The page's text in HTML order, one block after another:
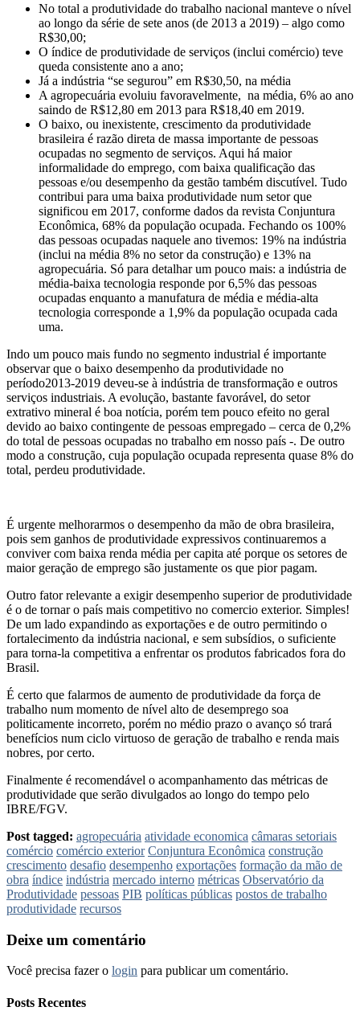
No total a produtividade do trabalho nacional manteve o nível
ao longo da série de sete anos (de 2013 a 2019) – algo como
R$30,00;
O índice de produtividade de serviços (inclui comércio) teve
queda consistente ano a ano;
Já a indústria “se segurou” em R$30,50, na média
A agropecuária evoluiu favoravelmente, na média, 6% ao ano
saindo de R$12,80 em 2013 para R$18,40 em 2019.
O baixo, ou inexistente, crescimento da produtividade
brasileira é razão direta de massa importante de pessoas
ocupadas no segmento de serviços. Aqui há maior
informalidade do emprego, com baixa qualificação das
pessoas e/ou desempenho da gestão também discutível. Tudo
contribui para uma baixa produtividade num setor que
significou em 2017, conforme dados da revista Conjuntura
Econômica, 68% da população ocupada. Fechando os 100%
das pessoas ocupadas naquele ano tivemos: 19% na indústria
(inclui na média 8% no setor da construção) e 13% na
agropecuária. Só para detalhar um pouco mais: a indústria de
média-baixa tecnologia responde por 6,5% das pessoas
ocupadas enquanto a manufatura de média e média-alta
tecnologia corresponde a 1,9% da população ocupada cada
uma.
Indo um pouco mais fundo no segmento industrial é importante
observar que o baixo desempenho da produtividade no
período2013-2019 deveu-se à indústria de transformação e outros
serviços industriais. A evolução, bastante favorável, do setor
extrativo mineral é boa notícia, porém tem pouco efeito no geral
devido ao baixo contingente de pessoas empregado – cerca de 0,2%
do total de pessoas ocupadas no trabalho em nosso país -. De outro
modo a construção, cuja população ocupada representa quase 8% do
total, perdeu produtividade.
É urgente melhorarmos o desempenho da mão de obra brasileira,
pois sem ganhos de produtividade expressivos continuaremos a
conviver com baixa renda média per capita até porque os setores de
maior geração de emprego são justamente os que pior pagam.
Outro fator relevante a exigir desempenho superior de produtividade
é o de tornar o país mais competitivo no comercio exterior. Simples!
De um lado expandindo as exportações e de outro permitindo o
fortalecimento da indústria nacional, e sem subsídios, o suficiente
para torna-la competitiva a enfrentar os produtos fabricados fora do
Brasil.
É certo que falarmos de aumento de produtividade da força de
trabalho num momento de nível alto de desemprego soa
politicamente incorreto, porém no médio prazo o avanço só trará
benefícios num ciclo virtuoso de geração de trabalho e renda mais
nobres, por certo.
Finalmente é recomendável o acompanhamento das métricas de
produtividade que serão divulgados ao longo do tempo pelo
IBRE/FGV.
Post tagged: agropecuária atividade economica câmaras setoriais
comércio comércio exterior Conjuntura Econômica construção
crescimento desafio desempenho exportações formação da mão de
obra índice indústria mercado interno métricas Observatório da
Produtividade pessoas PIB políticas públicas postos de trabalho
produtividade recursos
Deixe um comentário
Você precisa fazer o login para publicar um comentário.
Posts Recentes